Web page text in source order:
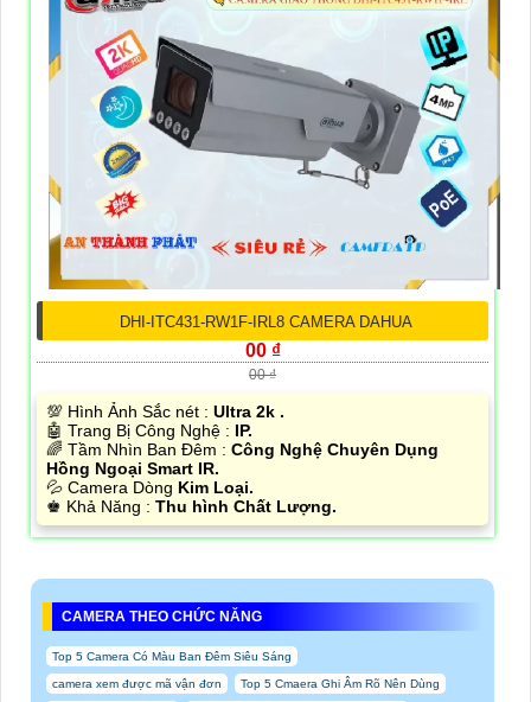
DHI-ITC431-RW1F-IRL8 CAMERA DAHUA
00 ₫
00 ₫
💯 Hình Ảnh Sắc nét : Ultra 2k .
🤖️ Trang Bị Công Nghệ : IP.
🌈 Tầm Nhìn Ban Đêm : Công Nghệ Chuyên Dụng
Hồng Ngoại Smart IR.
💦 Camera Dòng Kim Loại.
️♚ Khả Năng : Thu hình Chất Lượng.
CAMERA THEO CHỨC NĂNG
Top 5 Camera Có Màu Ban Đêm Siêu Sáng
camera xem được mã vận đơn Top 5 Cmaera Ghi Âm Rõ Nên Dùng